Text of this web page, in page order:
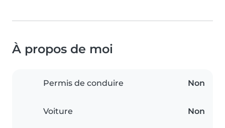
À propos de moi
Permis de conduire Non
Voiture Non